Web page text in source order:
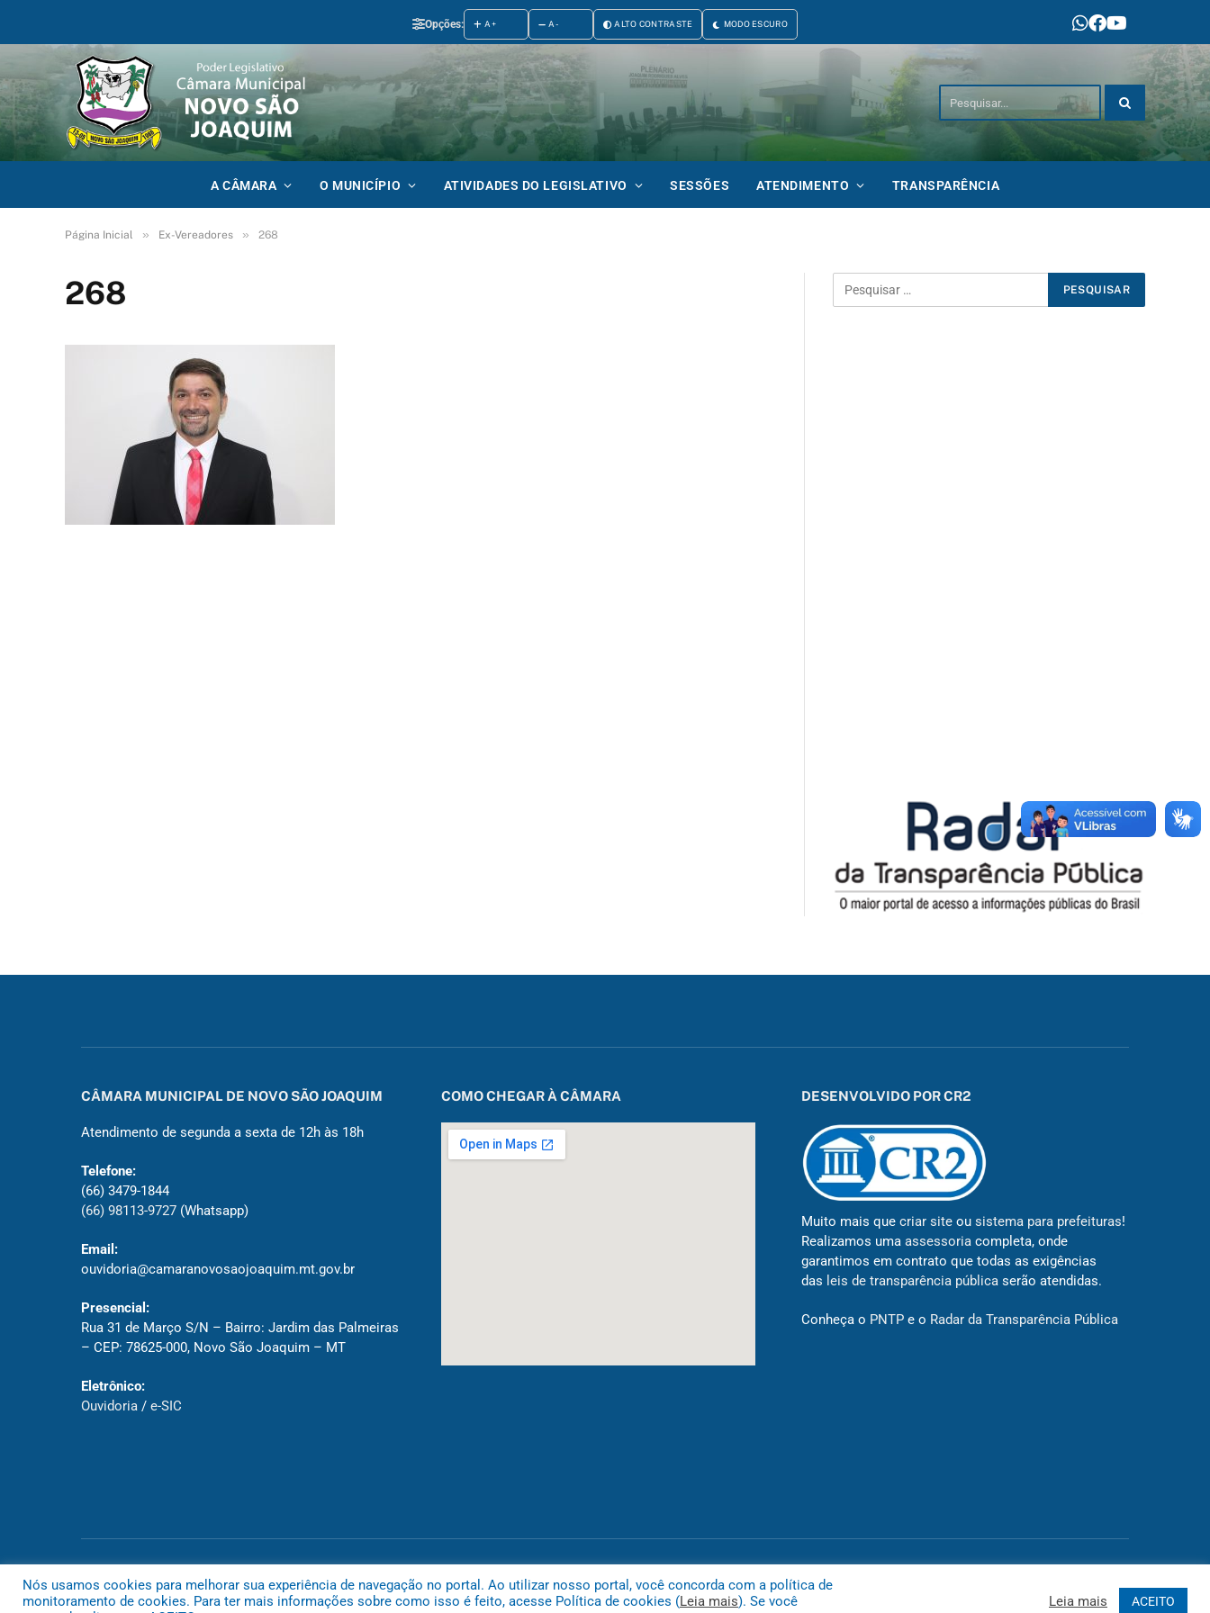
Opções: A+ A- ALTO CONTRASTE MODO ESCURO
A CÂMARA O MUNICÍPIO ATIVIDADES DO LEGISLATIVO SESSÕES ATENDIMENTO TRANSPARÊNCIA
Página Inicial » Ex-Vereadores » 268
268
CÂMARA MUNICIPAL DE NOVO SÃO JOAQUIM
Atendimento de segunda a sexta de 12h às 18h
Telefone:
(66) 3479-1844
(66) 98113-9727 (Whatsapp)
Email:
ouvidoria@camaranovosaojoaquim.mt.gov.br
Presencial:
Rua 31 de Março S/N – Bairro: Jardim das Palmeiras
– CEP: 78625-000, Novo São Joaquim – MT
Eletrônico:
Ouvidoria / e-SIC
COMO CHEGAR À CÂMARA DESENVOLVIDO POR CR2
Muito mais que criar siteou sistema para prefeituras!
Realizamos uma assessoria completa, onde
garantimos em contrato que todas as exigências
das leis de transparência pública serão atendidas.
Conheça o PNTPe o Radar da Transparência Pública
Nós usamos cookies para melhorar sua experiência de navegação no portal. Ao utilizar nosso portal, você concorda com a política de
monitoramento de cookies. Para ter mais informações sobre como isso é feito, acesse Política de cookies (Leia mais). Se você
Leia mais ACEITO